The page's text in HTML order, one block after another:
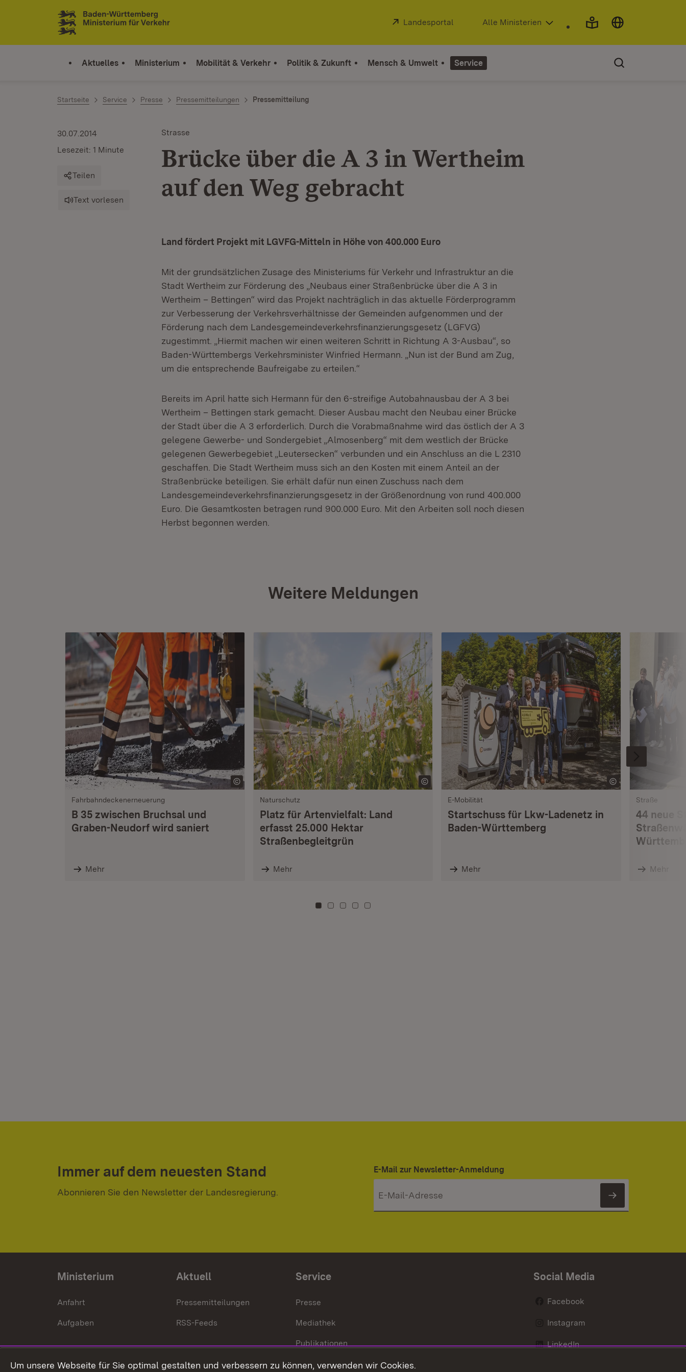
Zum Inhalt springen
Link zur Startseite
Extern:
Landesportal (Öffnet in neuem Fenster)
Alle Ministerien
Aktuelles Ministerium Mobilität & Verkehr Politik & Zukunft Mensch & Umwelt Service
Startseite Service Presse Pressemitteilungen Pressemitteilung
Strasse
Brücke über die A 3 in Wertheim
auf den Weg gebracht
30.07.2014
Lesezeit: 1 Minute
Teilen
Text vorlesen
Land fördert Projekt mit LGVFG-Mitteln in Höhe von 400.000 Euro
Mit der grundsätzlichen Zusage des Ministeriums für Verkehr und Infrastruktur an die
Stadt Wertheim zur Förderung des „Neubaus einer Straßenbrücke über die A 3 in
Wertheim – Bettingen“ wird das Projekt nachträglich in das aktuelle Förderprogramm
zur Verbesserung der Verkehrsverhältnisse der Gemeinden aufgenommen und der
Förderung nach dem Landesgemeindeverkehrsfinanzierungsgesetz (LGFVG)
zugestimmt. „Hiermit machen wir einen weiteren Schritt in Richtung A 3-Ausbau“, so
Baden-Württembergs Verkehrsminister Winfried Hermann. „Nun ist der Bund am Zug,
um die entsprechende Baufreigabe zu erteilen.“
Bereits im April hatte sich Hermann für den 6-streifige Autobahnausbau der A 3 bei
Wertheim – Bettingen stark gemacht. Dieser Ausbau macht den Neubau einer Brücke
der Stadt über die A 3 erforderlich. Durch die Vorabmaßnahme wird das östlich der A 3
gelegene Gewerbe- und Sondergebiet „Almosenberg“ mit dem westlich der Brücke
gelegenen Gewerbegebiet „Leutersecken“ verbunden und ein Anschluss an die L 2310
geschaffen. Die Stadt Wertheim muss sich an den Kosten mit einem Anteil an der
Straßenbrücke beteiligen. Sie erhält dafür nun einen Zuschuss nach dem
Landesgemeindeverkehrsfinanzierungsgesetz in der Größenordnung von rund 400.000
Euro. Die Gesamtkosten betragen rund 900.000 Euro. Mit den Arbeiten soll noch diesen
Herbst begonnen werden.
Weitere Meldungen
Fahrbahndeckenerneuerung
B 35 zwischen Bruchsal und
Graben-Neudorf wird saniert
Mehr
Naturschutz
Platz für Artenvielfalt: Land
erfasst 25.000 Hektar
Straßenbegleitgrün
Mehr
E-Mobilität
Startschuss für Lkw-Ladenetz in
Baden-Württemberg
Mehr
Straße
44 neue
Mehr
Zu Kachel: 0
Zu Kachel: 3
Zu Kachel: 6
Zu Kachel: 9
Zu Kachel: 12
Immer auf dem neuesten Stand
Abonnieren Sie den Newsletter der Landesregierung.
E-Mail zur Newsletter-Anmeldung
Newsletter
Ministerium
Anfahrt
Aufgaben
Aktuell
Pressemitteilungen
RSS-Feeds
Service
Presse
Mediathek
Publikationen
Stellen und Ausbildung
Social Media
Facebook
Instagram
LinkedIn
Um unsere Webseite für Sie optimal gestalten und verbessern zu können, verwenden wir Cookies.